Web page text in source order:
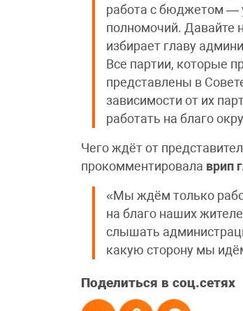
работа с бюджетом —
полномочий. Давайте
избирает главу
Все партии, которые
представлены в
зависимости от их
работать на благо
Чего ждёт от
прокомментировала врип
«Мы ждём только
на благо наших
слышать
какую сторону мы
Поделиться в соц.сетях